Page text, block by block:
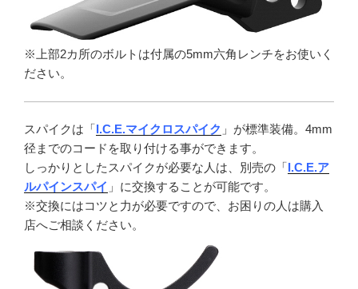
※上部2カ所のボルトは付属の5mm六角レンチをお使いく
ださい。
スパイクは「I.C.E.マイクロスパイク 」が標準装備。4mm
径までのコードを取り付ける事ができます。
しっかりとしたスパイクが必要な人は、別売の「I.C.E.ア
ルパインスパイ 」に交換することが可能です。
※交換にはコツと力が必要ですので、お困りの人は購入
店へご相談ください。